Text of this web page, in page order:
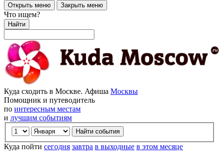
Открыть меню Закрыть меню
Что ищем?
Найти
Куда сходить в Москве. Афиша Москвы
Помощник и путеводитель
по интересным местам
и лучшим событиям
Куда пойти сегодня завтра в выходные в этом месяце